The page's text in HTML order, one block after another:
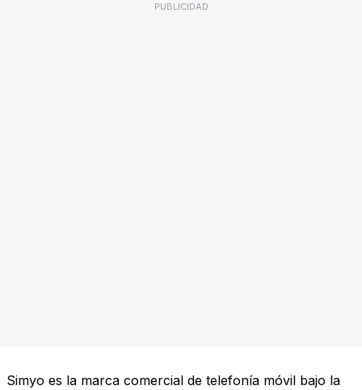
PUBLICIDAD
Simyo es la marca comercial de telefonía móvil bajo la